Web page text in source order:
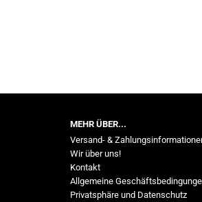
MEHR ÜBER...
Versand- &
Wir über uns!
Kontakt
Allgemeine
Privatsphäre und Datenschutz